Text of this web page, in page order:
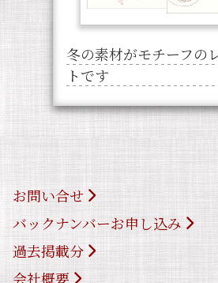
冬の素材がモチーフの
トです
お問い合せ
バックナンバーお申し込み
過去掲載分
会社概要